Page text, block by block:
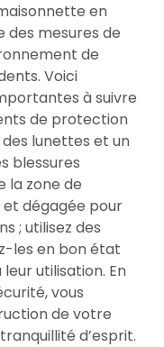
en
des mesures de
de
Voici
à suivre
de protection
lunettes et un
blessures
la zone de
dégagée pour
; utilisez des
les en bon état
utilisation. En
vous
de votre
d’esprit.